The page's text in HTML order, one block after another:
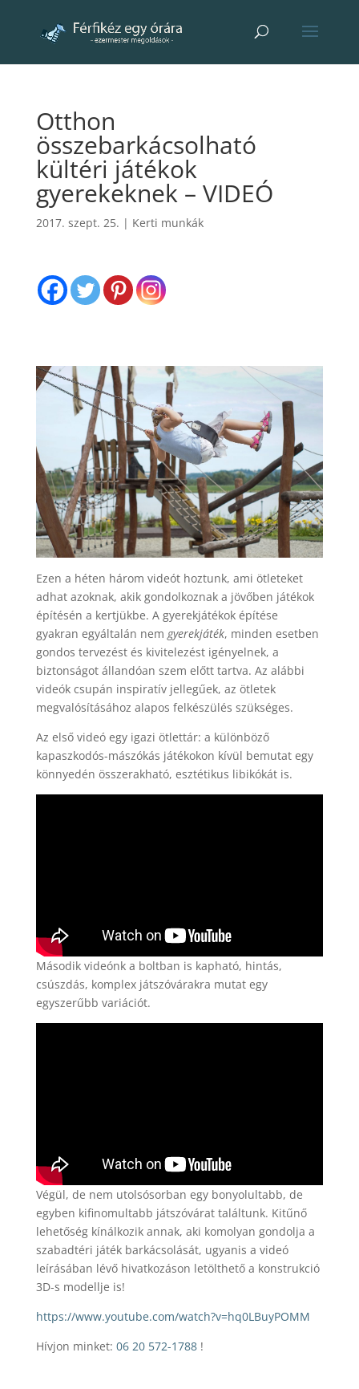
Otthon
összebarkácsolható
kültéri játékok
gyerekeknek – VIDEÓ
2017. szept. 25. | Kerti munkák
Ezen a héten három videót hoztunk, ami ötleteket
adhat azoknak, akik gondolkoznak a jövőben játékok
építésén a kertjükbe. A gyerekjátékok építése
gyakran egyáltalán nem gyerekjáték, minden esetben
gondos tervezést és kivitelezést igényelnek, a
biztonságot állandóan szem előtt tartva. Az alábbi
videók csupán inspiratív jellegűek, az ötletek
megvalósításához alapos felkészülés szükséges.
Az első videó egy igazi ötlettár: a különböző
kapaszkodós-mászókás játékokon kívül bemutat egy
könnyedén összerakható, esztétikus libikókát is.
Második videónk a boltban is kapható, hintás,
csúszdás, komplex játszóvárakra mutat egy
egyszerűbb variációt.
Végül, de nem utolsósorban egy bonyolultabb, de
egyben kifinomultabb játszóvárat találtunk. Kitűnő
lehetőség kínálkozik annak, aki komolyan gondolja a
szabadtéri játék barkácsolását, ugyanis a videó
leírásában lévő hivatkozáson letölthető a konstrukció
3D-s modellje is!
https://www.youtube.com/watch?v=hq0LBuyPOMM
Hívjon minket: 06 20 572-1788!